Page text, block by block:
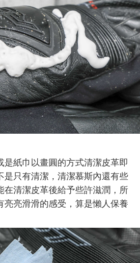
是紙巾以畫圓的方式清潔皮革即
是只有清潔，清潔慕斯內還有些
在清潔皮革後給予些許滋潤，所
亮亮滑滑的感受，算是懶人保養